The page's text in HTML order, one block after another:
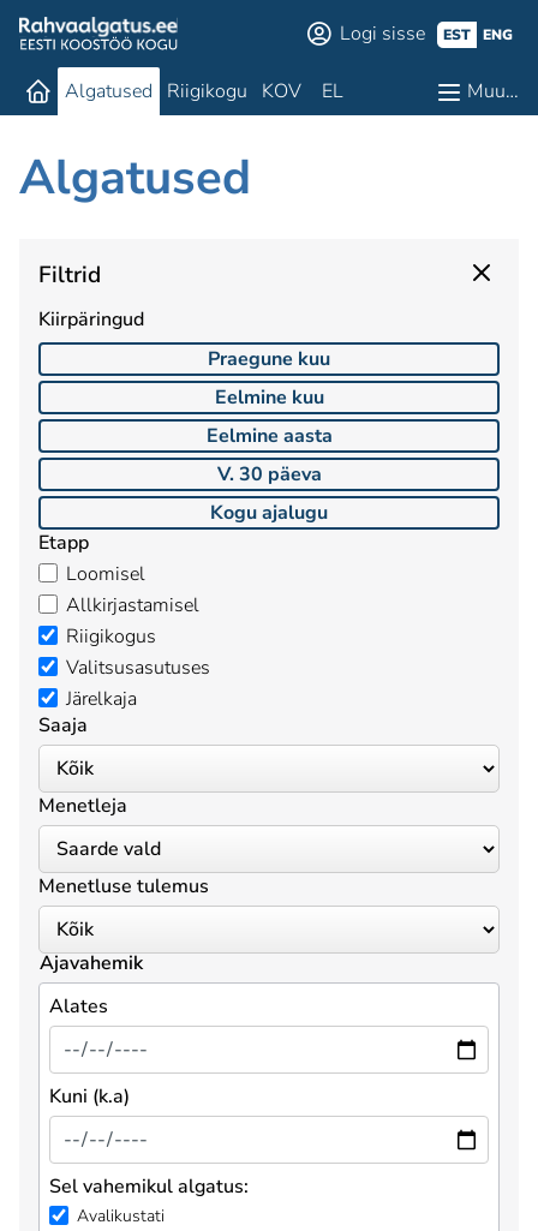
Logi sisse EST ENG
Algatused Riigikogu KOV EL Muu…
Algatused
Filtrid
Kiirpäringud
Praegune kuu
Eelmine kuu
Eelmine aasta
V. 30 päeva
Kogu ajalugu
Etapp
Loomisel
Allkirjastamisel
Riigikogus
Valitsusasutuses
Järelkaja
Saaja
Menetleja
Menetluse tulemus
Ajavahemik
Alates
Kuni (k.a)
Sel vahemikul algatus:
Avalikustati